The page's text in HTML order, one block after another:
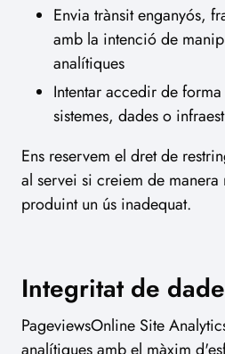
Envia trànsit enganyós,
amb la intenció de
analítiques
Intentar accedir de
sistemes, dades o
Ens reservem el dret de
al servei si creiem de manera
produint un ús inadequat.
Integritat de
PageviewsOnline Site
analítiques amb el màxim